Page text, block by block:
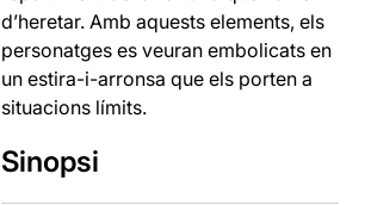
d’heretar. Amb aquests elements, els
personatges es veuran embolicats en
un estira-i-arronsa que els porten a
situacions límits.
Sinopsi